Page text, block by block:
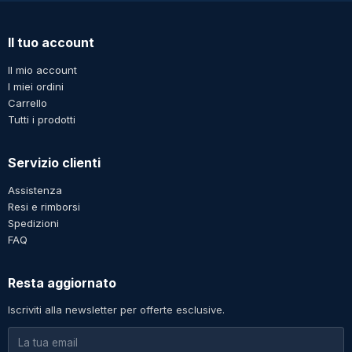
Il tuo account
Il mio account
I miei ordini
Carrello
Tutti i prodotti
Servizio clienti
Assistenza
Resi e rimborsi
Spedizioni
FAQ
Resta aggiornato
Iscriviti alla newsletter per offerte esclusive.